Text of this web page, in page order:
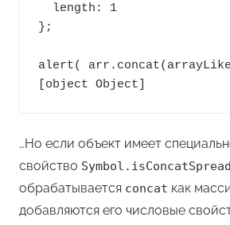
};
alert(
[object Object]
…Но если объект имеет
свойство
обрабатывается concat как
добавляются его числовые